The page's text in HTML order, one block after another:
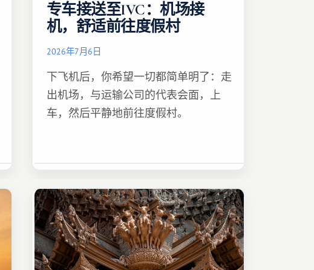
专车接送至IVC：机场接
机，舒适前往度假村
2026年7月6日
下飞机后，你希望一切都简单明了：走
出机场，与运输公司的代表会面，上
车，然后平静地前往度假村。